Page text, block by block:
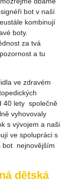
bot v naší
kombinují
boty.
za tvá
a tu
ve zdravém
40 lety společně
vyhovovaly
s vývojem a naši
ve spolupráci s
bot nejnovějším
dětská